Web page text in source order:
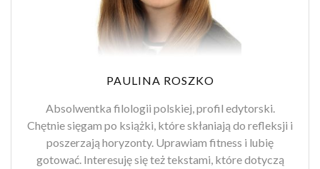
PAULINA ROSZKO
Absolwentka filologii polskiej, profil edytorski.
Chętnie sięgam po książki, które skłaniają do refleksji i
poszerzają horyzonty. Uprawiam fitness i lubię
gotować. Interesuję się też tekstami, które dotyczą